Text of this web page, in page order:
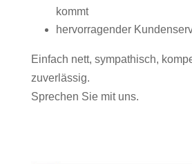
kommt
hervorragender
Einfach nett, sympathisch,
zuverlässig.
Sprechen Sie mit uns.